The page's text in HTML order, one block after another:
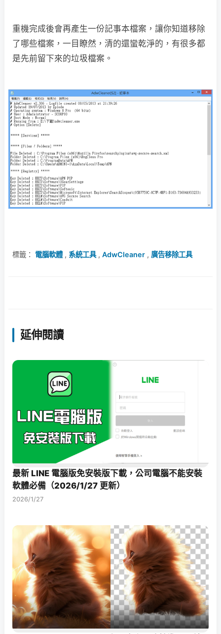
重機完成後會再產生一份記事本檔案，讓你知道移除
了哪些檔案，一目瞭然，清的還蠻乾淨的，有很多都
是先前留下來的垃圾檔案。
標籤： 電腦軟體, 系統工具, AdwCleaner , 廣告移除工具
延伸閱讀
最新 LINE 電腦版免安裝版下載，公司電腦不能安裝
軟體必備（2026/1/27 更新）
2026/1/27